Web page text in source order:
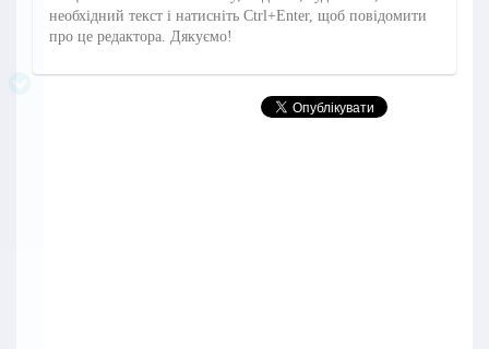
необхідний текст і натисніть Ctrl+Enter, щоб повідомити
про це редактора. Дякуємо!